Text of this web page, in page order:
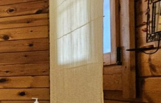
04/2026 1 Comentario
España:
qué ver en tu
visita
04/2026 1 Comentario
Sierra de Irta: conoce la